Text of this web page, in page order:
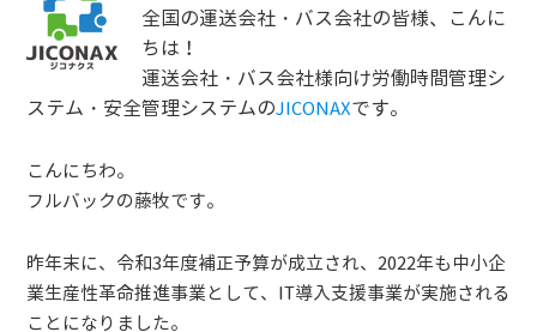
全国の運送会社・バス会社の皆様、こんに
ちは！
運送会社・バス会社様向け労働時間管理シ
ステム・安全管理システムのJICONAXです。
こんにちわ。
フルバックの藤牧です。
昨年末に、令和3年度補正予算が成立され、2022年も中小企
業生産性革命推進事業として、IT導入支援事業が実施される
ことになりました。